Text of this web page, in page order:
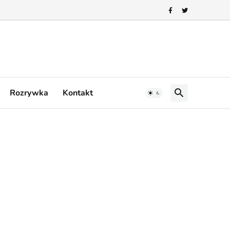
Rozrywka Kontakt